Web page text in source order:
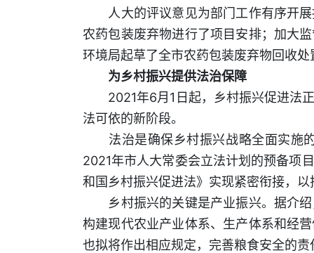
人大的评议意见为部门工作有序开展
农药包装废弃物进行了项目安排；加大
环境局起草了全市农药包装废弃物回收
为乡村振兴提供法治保障
2021年6月1日起，乡村振兴促进法正
法可依的新阶段。
法治是确保乡村振兴战略全面实施的
2021年市人大常委会立法计划的预备项
和国乡村振兴促进法》实现紧密衔接，
乡村振兴的关键是产业振兴。据介绍
构建现代农业产业体系、生产体系和经
也拟将作出相应规定，完善粮食安全的